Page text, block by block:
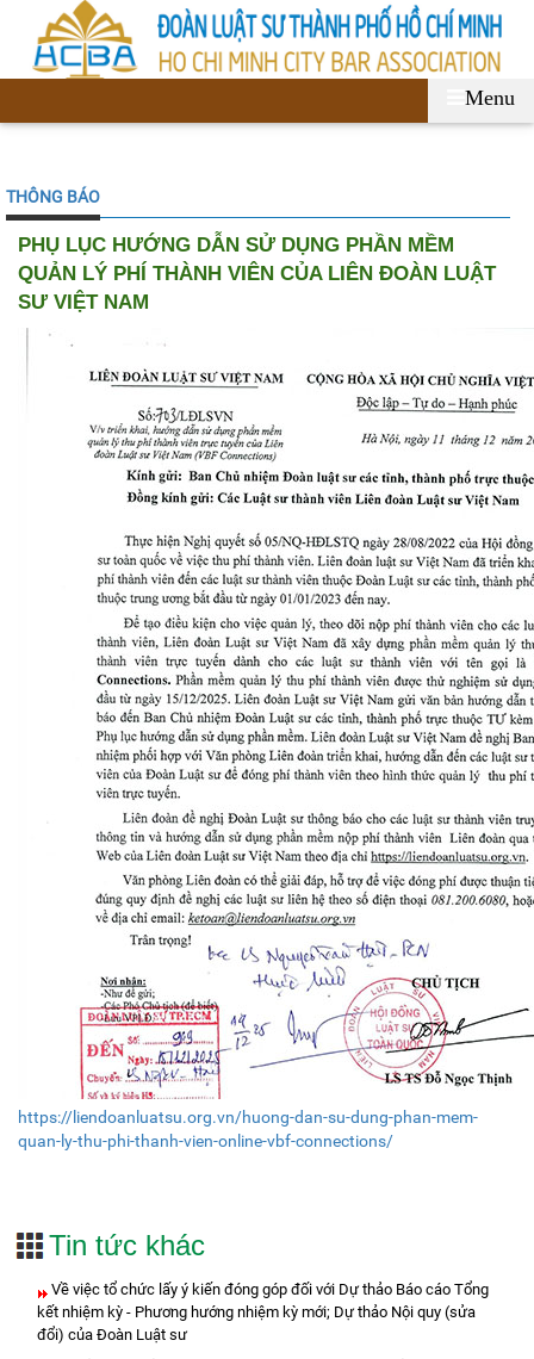
Menu
THÔNG BÁO
PHỤ LỤC HƯỚNG DẪN SỬ DỤNG PHẦN MỀM
QUẢN LÝ PHÍ THÀNH VIÊN CỦA LIÊN ĐOÀN LUẬT
SƯ VIỆT NAM
https://liendoanluatsu.org.vn/huong-dan-su-dung-phan-mem-
quan-ly-thu-phi-thanh-vien-online-vbf-connections/
Tin tức khác
Về việc tổ chức lấy ý kiến đóng góp đối với Dự thảo Báo cáo Tổng
kết nhiệm kỳ - Phương hướng nhiệm kỳ mới; Dự thảo Nội quy (sửa
đổi) của Đoàn Luật sư